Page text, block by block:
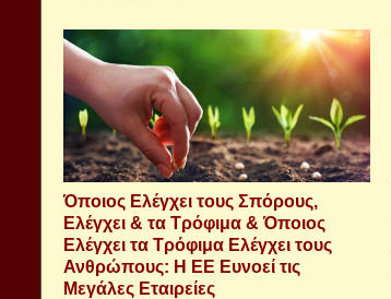
Όποιος Ελέγχει τους Σπόρους,
Ελέγχει & τα Τρόφιμα & Όποιος
Ελέγχει τα Τρόφιμα Ελέγχει τους
Ανθρώπους: Η ΕΕ Ευνοεί τις
Μεγάλες Εταιρείες